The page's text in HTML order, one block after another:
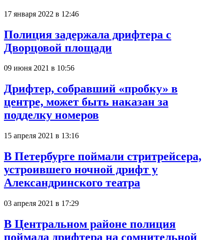
17 января 2022 в 12:46
Полиция задержала дрифтера с
Дворцовой площади
09 июня 2021 в 10:56
Дрифтер, собравший «пробку» в
центре, может быть наказан за
подделку номеров
15 апреля 2021 в 13:16
В Петербурге поймали стритрейсера,
устроившего ночной дрифт у
Александринского театра
03 апреля 2021 в 17:29
В Центральном районе полиция
поймала дрифтера на сомнительной